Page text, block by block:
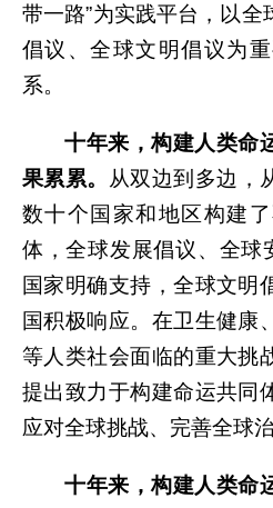
带一路”为实践平台，以
倡议、全球文明倡议为
系。
十年来，构建人类命
果累累。
从双边到多边，
数十个国家和地区构建
体，全球发展倡议、全球
国家明确支持，全球文明
国积极响应。在卫生健康
等人类社会面临的重大挑
提出致力于构建命运共同
应对全球挑战、完善全球
十年来，构建人类命